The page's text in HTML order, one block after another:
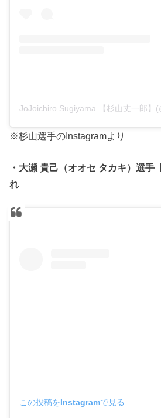
※杉山選手のInstagramより
・大瀬 貴己（オオセ タカキ）選手
れ
この投稿をInstagramで見る